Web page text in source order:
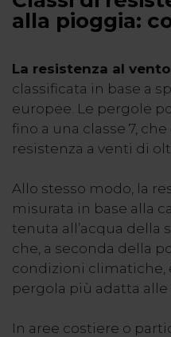
alla pioggia:
La resistenza al
classificata in base a
europee. Le pergole
fino a una classe 7,
resistenza a venti di
Allo stesso modo, la
misurata in base alla
tenuta all’acqua della
che, a seconda della
condizioni climatiche,
pergola più adatta
In aree costiere o